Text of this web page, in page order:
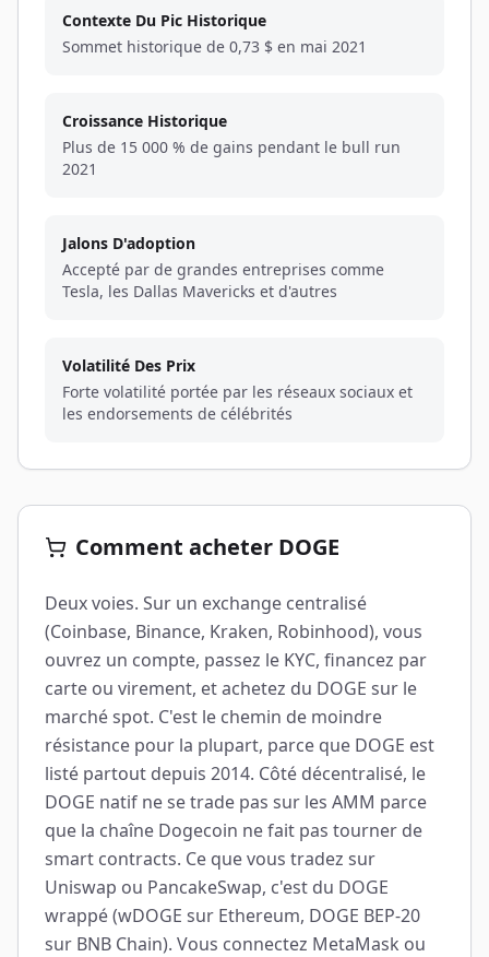
Contexte Du Pic Historique
Sommet historique de 0,73 $ en mai 2021
Croissance Historique
Plus de 15 000 % de gains pendant le bull run
2021
Jalons D'adoption
Accepté par de grandes entreprises comme
Tesla, les Dallas Mavericks et d'autres
Volatilité Des Prix
Forte volatilité portée par les réseaux sociaux et
les endorsements de célébrités
Comment acheter DOGE
Deux voies. Sur un exchange centralisé
(Coinbase, Binance, Kraken, Robinhood), vous
ouvrez un compte, passez le KYC, financez par
carte ou virement, et achetez du DOGE sur le
marché spot. C'est le chemin de moindre
résistance pour la plupart, parce que DOGE est
listé partout depuis 2014. Côté décentralisé, le
DOGE natif ne se trade pas sur les AMM parce
que la chaîne Dogecoin ne fait pas tourner de
smart contracts. Ce que vous tradez sur
Uniswap ou PancakeSwap, c'est du DOGE
wrappé (wDOGE sur Ethereum, DOGE BEP-20
sur BNB Chain). Vous connectez MetaMask ou